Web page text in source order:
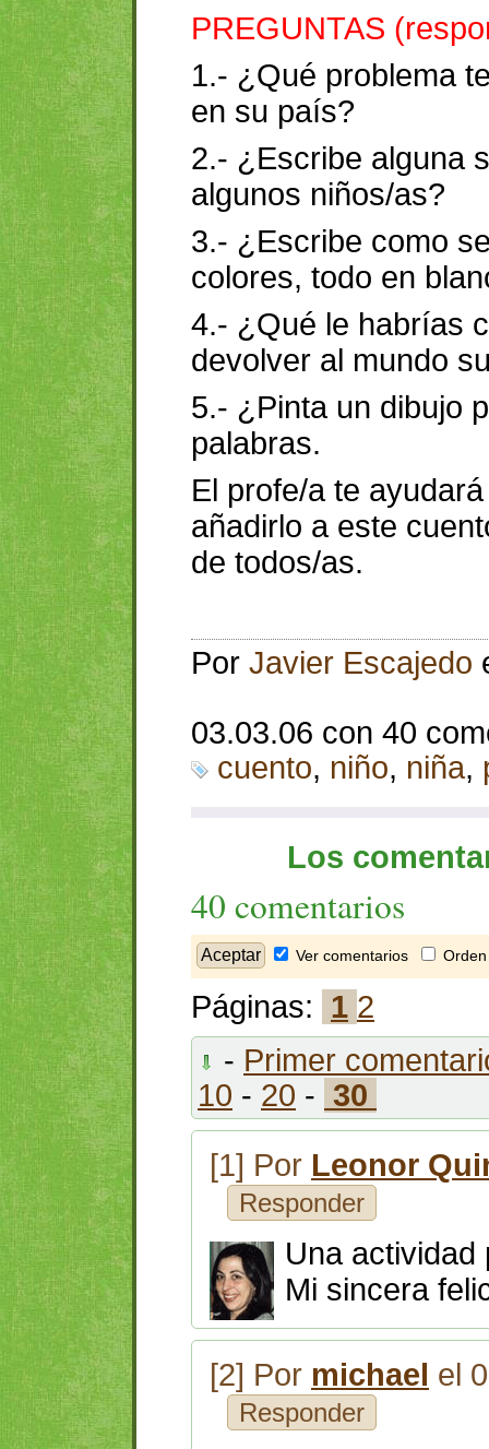
PREGUNTAS
1.- ¿Qué problema
en su país?
2.- ¿Escribe alguna
algunos niños/as?
3.- ¿Escribe como
colores, todo en
4.- ¿Qué le habrías
devolver al mundo
5.- ¿Pinta un dibujo
palabras.
El profe/a te
añadirlo a este
de todos/as.
Por Javier Escajedo
03.03.06 con 40
cuento, niño, niña,
Los
40 comentarios
Ver comentarios
Páginas: 1 2
- Primer
10 - 20 - 30
[1] Por Leonor
Responder
Una actividad
Mi sincera
[2] Por michael el
Responder